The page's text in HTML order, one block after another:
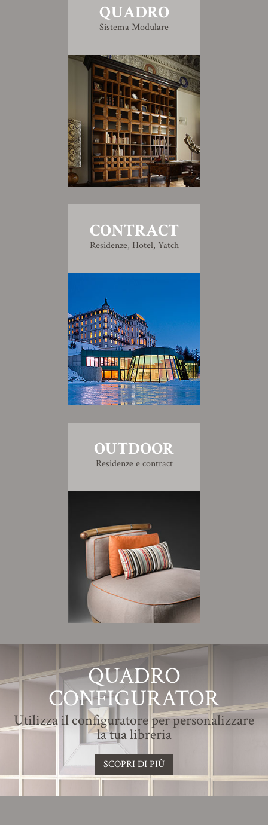
QUADRO
Sistema Modulare
CONTRACT
Residenze, Hotel, Yatch
OUTDOOR
Residenze e contract
QUADRO
CONFIGURATOR
Utilizza il configuratore per personalizzare
la tua libreria
SCOPRI DI PIÙ